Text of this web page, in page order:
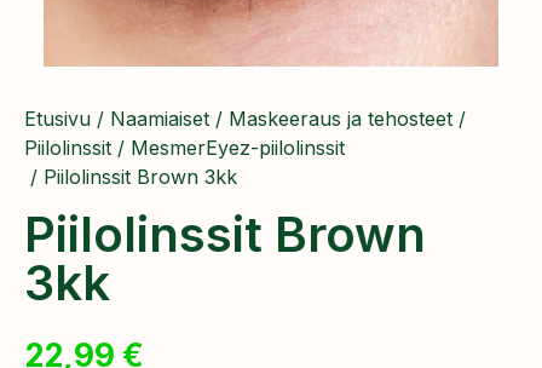
Etusivu / Naamiaiset / Maskeeraus ja tehosteet /
Piilolinssit / MesmerEyez-piilolinssit
/ Piilolinssit Brown 3kk
Piilolinssit Brown
3kk
22,99 €